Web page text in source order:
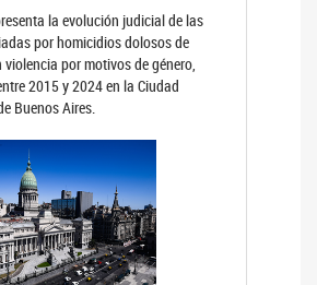
la evolución judicial de las
por homicidios dolosos de
violencia por motivos de género,
2015 y 2024 en la Ciudad
Buenos Aires.